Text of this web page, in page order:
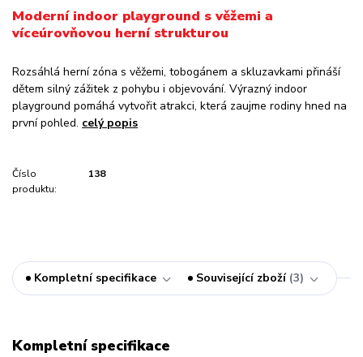
Moderní indoor playground s věžemi a
víceúrovňovou herní strukturou
Rozsáhlá herní zóna s věžemi, tobogánem a skluzavkami přináší
dětem silný zážitek z pohybu i objevování. Výrazný indoor
playground pomáhá vytvořit atrakci, která zaujme rodiny hned na
první pohled. celý popis
Číslo
produktu:
138
Kompletní specifikace Související zboží 3
Kompletní specifikace